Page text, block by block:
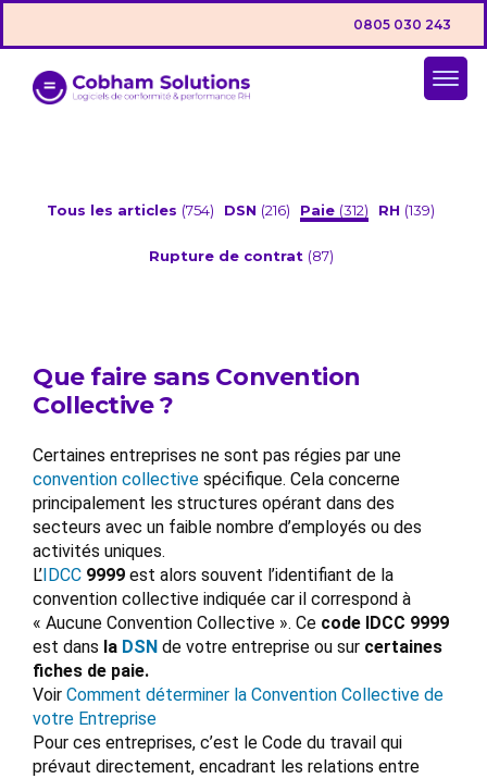
0805 030 243
Tous les articles (754) DSN (216) Paie (312) RH (139)
Rupture de contrat (87)
Que faire sans Convention
Collective ?
Certaines entreprises ne sont pas régies par une
convention collective spécifique. Cela concerne
principalement les structures opérant dans des
secteurs avec un faible nombre d’employés ou des
activités uniques.
L’ IDCC 9999 est alors souvent l’identifiant de la
convention collective indiquée car il correspond à
« Aucune Convention Collective ». Ce code IDCC 9999
est dans la DSN de votre entreprise ou sur certaines
fiches de paie.
Voir Comment déterminer la Convention Collective de
votre Entreprise
Pour ces entreprises, c’est le Code du travail qui
prévaut directement, encadrant les relations entre